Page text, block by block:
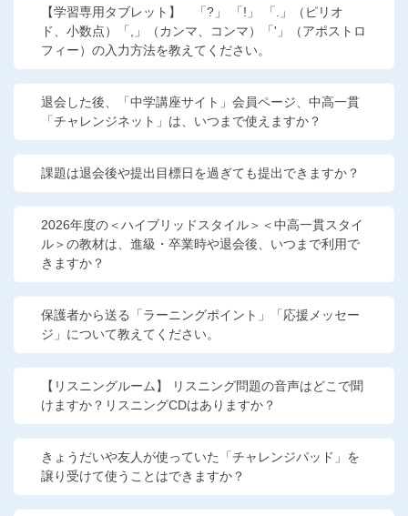
【学習専用タブレット】 「?」 「!」 「.」（ピリオ
ド、小数点）「,」（カンマ、コンマ）「'」（アポストロ
フィー）の入力方法を教えてください。
退会した後、「中学講座サイト」会員ページ、中高一貫
「チャレンジネット」は、いつまで使えますか？
課題は退会後や提出目標日を過ぎても提出できますか？
2026年度の＜ハイブリッドスタイル＞＜中高一貫スタイ
ル＞の教材は、進級・卒業時や退会後、いつまで利用で
きますか？
保護者から送る「ラーニングポイント」「応援メッセー
ジ」について教えてください。
【リスニングルーム】 リスニング問題の音声はどこで聞
けますか？リスニングCDはありますか？
きょうだいや友人が使っていた「チャレンジパッド」を
譲り受けて使うことはできますか？